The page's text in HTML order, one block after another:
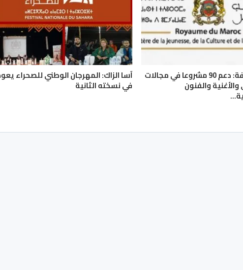
قطاع الثقافة: دعم 90 مشروعا في مجالات
والفنون
آسا الزاك: المهرجان الوطني للصحراء
في نسخته الثانية